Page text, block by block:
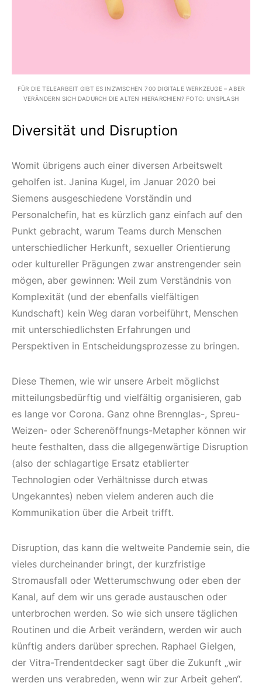
FÜR DIE TELEARBEIT GIBT ES INZWISCHEN 700 DIGITALE WERKZEUGE – ABER
VERÄNDERN SICH DADURCH DIE ALTEN HIERARCHIEN? FOTO: UNSPLASH
Diversität und Disruption
Womit übrigens auch einer diversen Arbeitswelt
geholfen ist. Janina Kugel, im Januar 2020 bei
Siemens ausgeschiedene Vorständin und
Personalchefin, hat es kürzlich ganz einfach auf den
Punkt gebracht, warum Teams durch Menschen
unterschiedlicher Herkunft, sexueller Orientierung
oder kultureller Prägungen zwar anstrengender sein
mögen, aber gewinnen: Weil zum Verständnis von
Komplexität (und der ebenfalls vielfältigen
Kundschaft) kein Weg daran vorbeiführt, Menschen
mit unterschiedlichsten Erfahrungen und
Perspektiven in Entscheidungsprozesse zu bringen.
Diese Themen, wie wir unsere Arbeit möglichst
mitteilungsbedürftig und vielfältig organisieren, gab
es lange vor Corona. Ganz ohne Brennglas-, Spreu-
Weizen- oder Scherenöffnungs-Metapher können wir
heute festhalten, dass die allgegenwärtige Disruption
(also der schlagartige Ersatz etablierter
Technologien oder Verhältnisse durch etwas
Ungekanntes) neben vielem anderen auch die
Kommunikation über die Arbeit trifft.
Disruption, das kann die weltweite Pandemie sein, die
vieles durcheinander bringt, der kurzfristige
Stromausfall oder Wetterumschwung oder eben der
Kanal, auf dem wir uns gerade austauschen oder
unterbrochen werden. So wie sich unsere täglichen
Routinen und die Arbeit verändern, werden wir auch
künftig anders darüber sprechen. Raphael Gielgen,
der Vitra-Trendentdecker sagt über die Zukunft „wir
werden uns verabreden, wenn wir zur Arbeit gehen“.